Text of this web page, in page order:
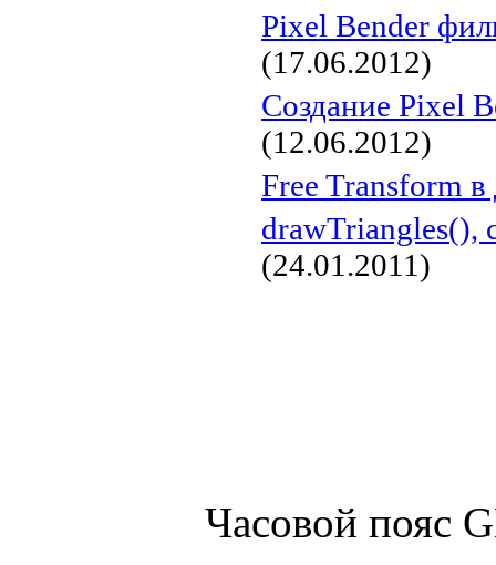
Pixel Bender
(17.06.2012)
Создание Pixel
(12.06.2012)
Free Transform в
drawTriangles(),
(24.01.2011)
Часовой пояс